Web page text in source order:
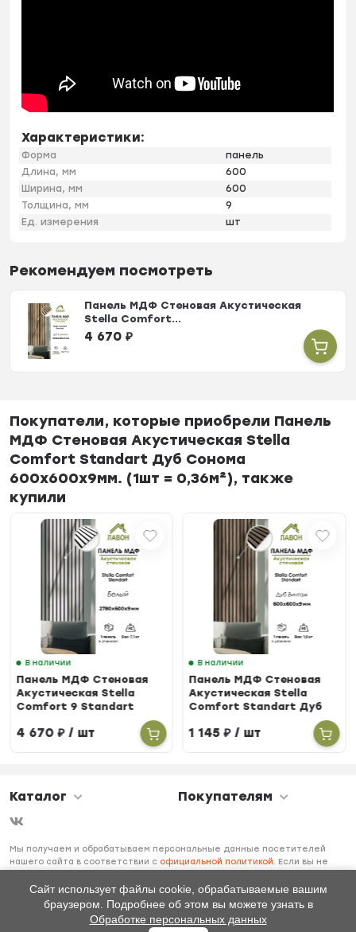
Характеристики:
Форма
панель
Длина, мм
600
Ширина, мм
600
Толщина, мм
9
Ед. измерения
шт
Рекомендуем посмотреть
Панель МДФ Стеновая Акустическая
Stella Comfort...
4 670 ₽
Покупатели, которые приобрели Панель
МДФ Стеновая Акустическая Stella
Comfort Standart Дуб Сонома
600х600х9мм. (1шт = 0,36м²), также
купили
В наличии
Панель МДФ Стеновая
Акустическая Stella
Comfort 9 Standart
Белый 2780х600х9 (1шт
= 1,668м²)
4 670₽/ шт
В наличии
Панель МДФ Стеновая
Акустическая Stella
Comfort Standart Дуб
Винтаж 600х600х9 (1шт
= 0,36м²)
1 145₽/ шт
Каталог Покупателям
Мы получаем и обрабатываем персональные данные посетителей
нашего сайта в соответствии с официальной политикой. Если вы не
необходимо покинуть наш сайт.
Сайт использует файлы cookie, обрабатываемые вашим
браузером. Подробнее об этом вы можете узнать в
Обработке персональных данных